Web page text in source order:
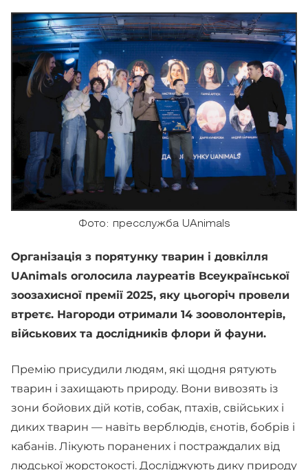
Фото: пресслужба UAnimals
Організація з порятунку тварин і довкілля
UAnimals оголосила лауреатів Всеукраїнської
зоозахисної премії 2025, яку цьогоріч провели
втретє. Нагороди отримали 14 зооволонтерів,
військових та дослідників флори й фауни.
Премію присудили людям, які щодня рятують
тварин і захищають природу. Вони вивозять із
зони бойових дій котів, собак, птахів, свійських і
диких тварин — навіть верблюдів, єнотів, бобрів і
кабанів. Лікують поранених і постраждалих від
людської жорстокості. Досліджують дику природу